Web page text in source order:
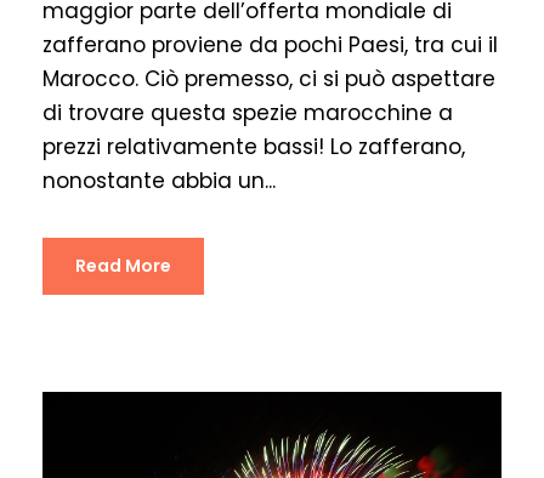
maggior parte dell’offerta mondiale di
zafferano proviene da pochi Paesi, tra cui il
Marocco. Ciò premesso, ci si può aspettare
di trovare questa spezie marocchine a
prezzi relativamente bassi! Lo zafferano,
nonostante abbia un...
Read More